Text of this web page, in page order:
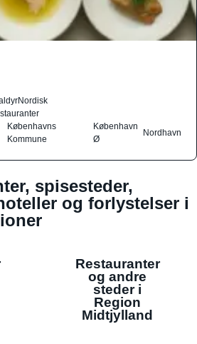
Nordisk
Københavns
Kommune
København
Ø
Nordhavn
spisesteder,
og forlystelser i
Restauranter
og andre
steder i
Region
Midtjylland